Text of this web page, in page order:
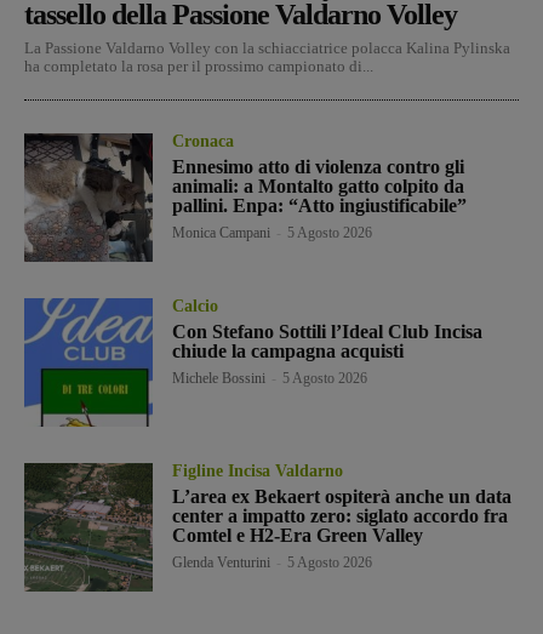
tassello della Passione Valdarno Volley
La Passione Valdarno Volley con la schiacciatrice polacca Kalina Pylinska
ha completato la rosa per il prossimo campionato di...
Cronaca
Ennesimo atto di violenza contro gli
animali: a Montalto gatto colpito da
pallini. Enpa: “Atto ingiustificabile”
Monica Campani 5 Agosto 2026
Calcio
Con Stefano Sottili l’Ideal Club Incisa
chiude la campagna acquisti
Michele Bossini 5 Agosto 2026
Figline Incisa Valdarno
L’area ex Bekaert ospiterà anche un data
center a impatto zero: siglato accordo fra
Comtel e H2-Era Green Valley
Glenda Venturini 5 Agosto 2026